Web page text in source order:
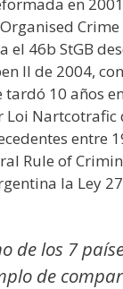
el 46b StGB
II de 2004,
10 años
Nartcotrafic
entre
Rule of
la Ley
de los 7
de